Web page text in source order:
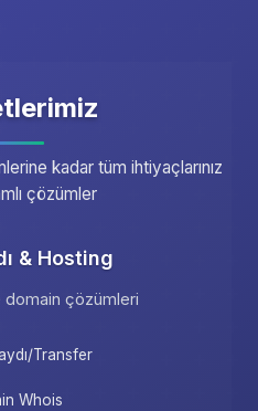
kadar tüm ihtiyaçlarınız
çözümler
& Hosting
çözümleri
Transfer
Whois